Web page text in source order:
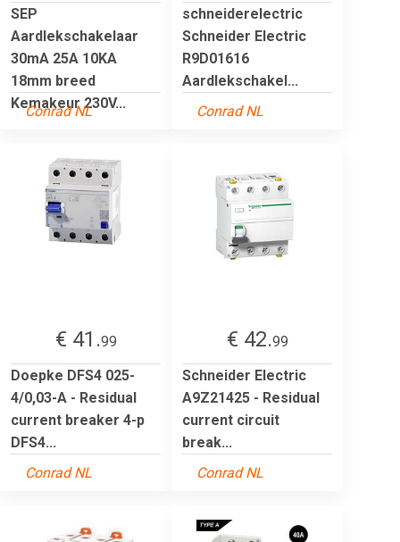
SEP
Aardlekschakelaar
30mA 25A 10KA
18mm breed
Kemakeur 230V...
Conrad NL
schneiderelectric
Schneider Electric
R9D01616
Aardlekschakel...
Conrad NL
€ 41.99
Doepke DFS4 025-
4/0,03-A - Residual
current breaker 4-p
DFS4...
Conrad NL
€ 42.99
Schneider Electric
A9Z21425 - Residual
current circuit
break...
Conrad NL